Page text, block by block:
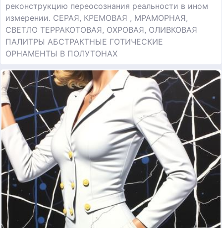
реконструкцию переосознания реальности в ином
измерении. СЕРАЯ, КРЕМОВАЯ , МРАМОРНАЯ,
СВЕТЛО ТЕРРАКОТОВАЯ, ОХРОВАЯ, ОЛИВКОВАЯ
ПАЛИТРЫ АБСТРАКТНЫЕ ГОТИЧЕСКИЕ
ОРНАМЕНТЫ В ПОЛУТОНАХ